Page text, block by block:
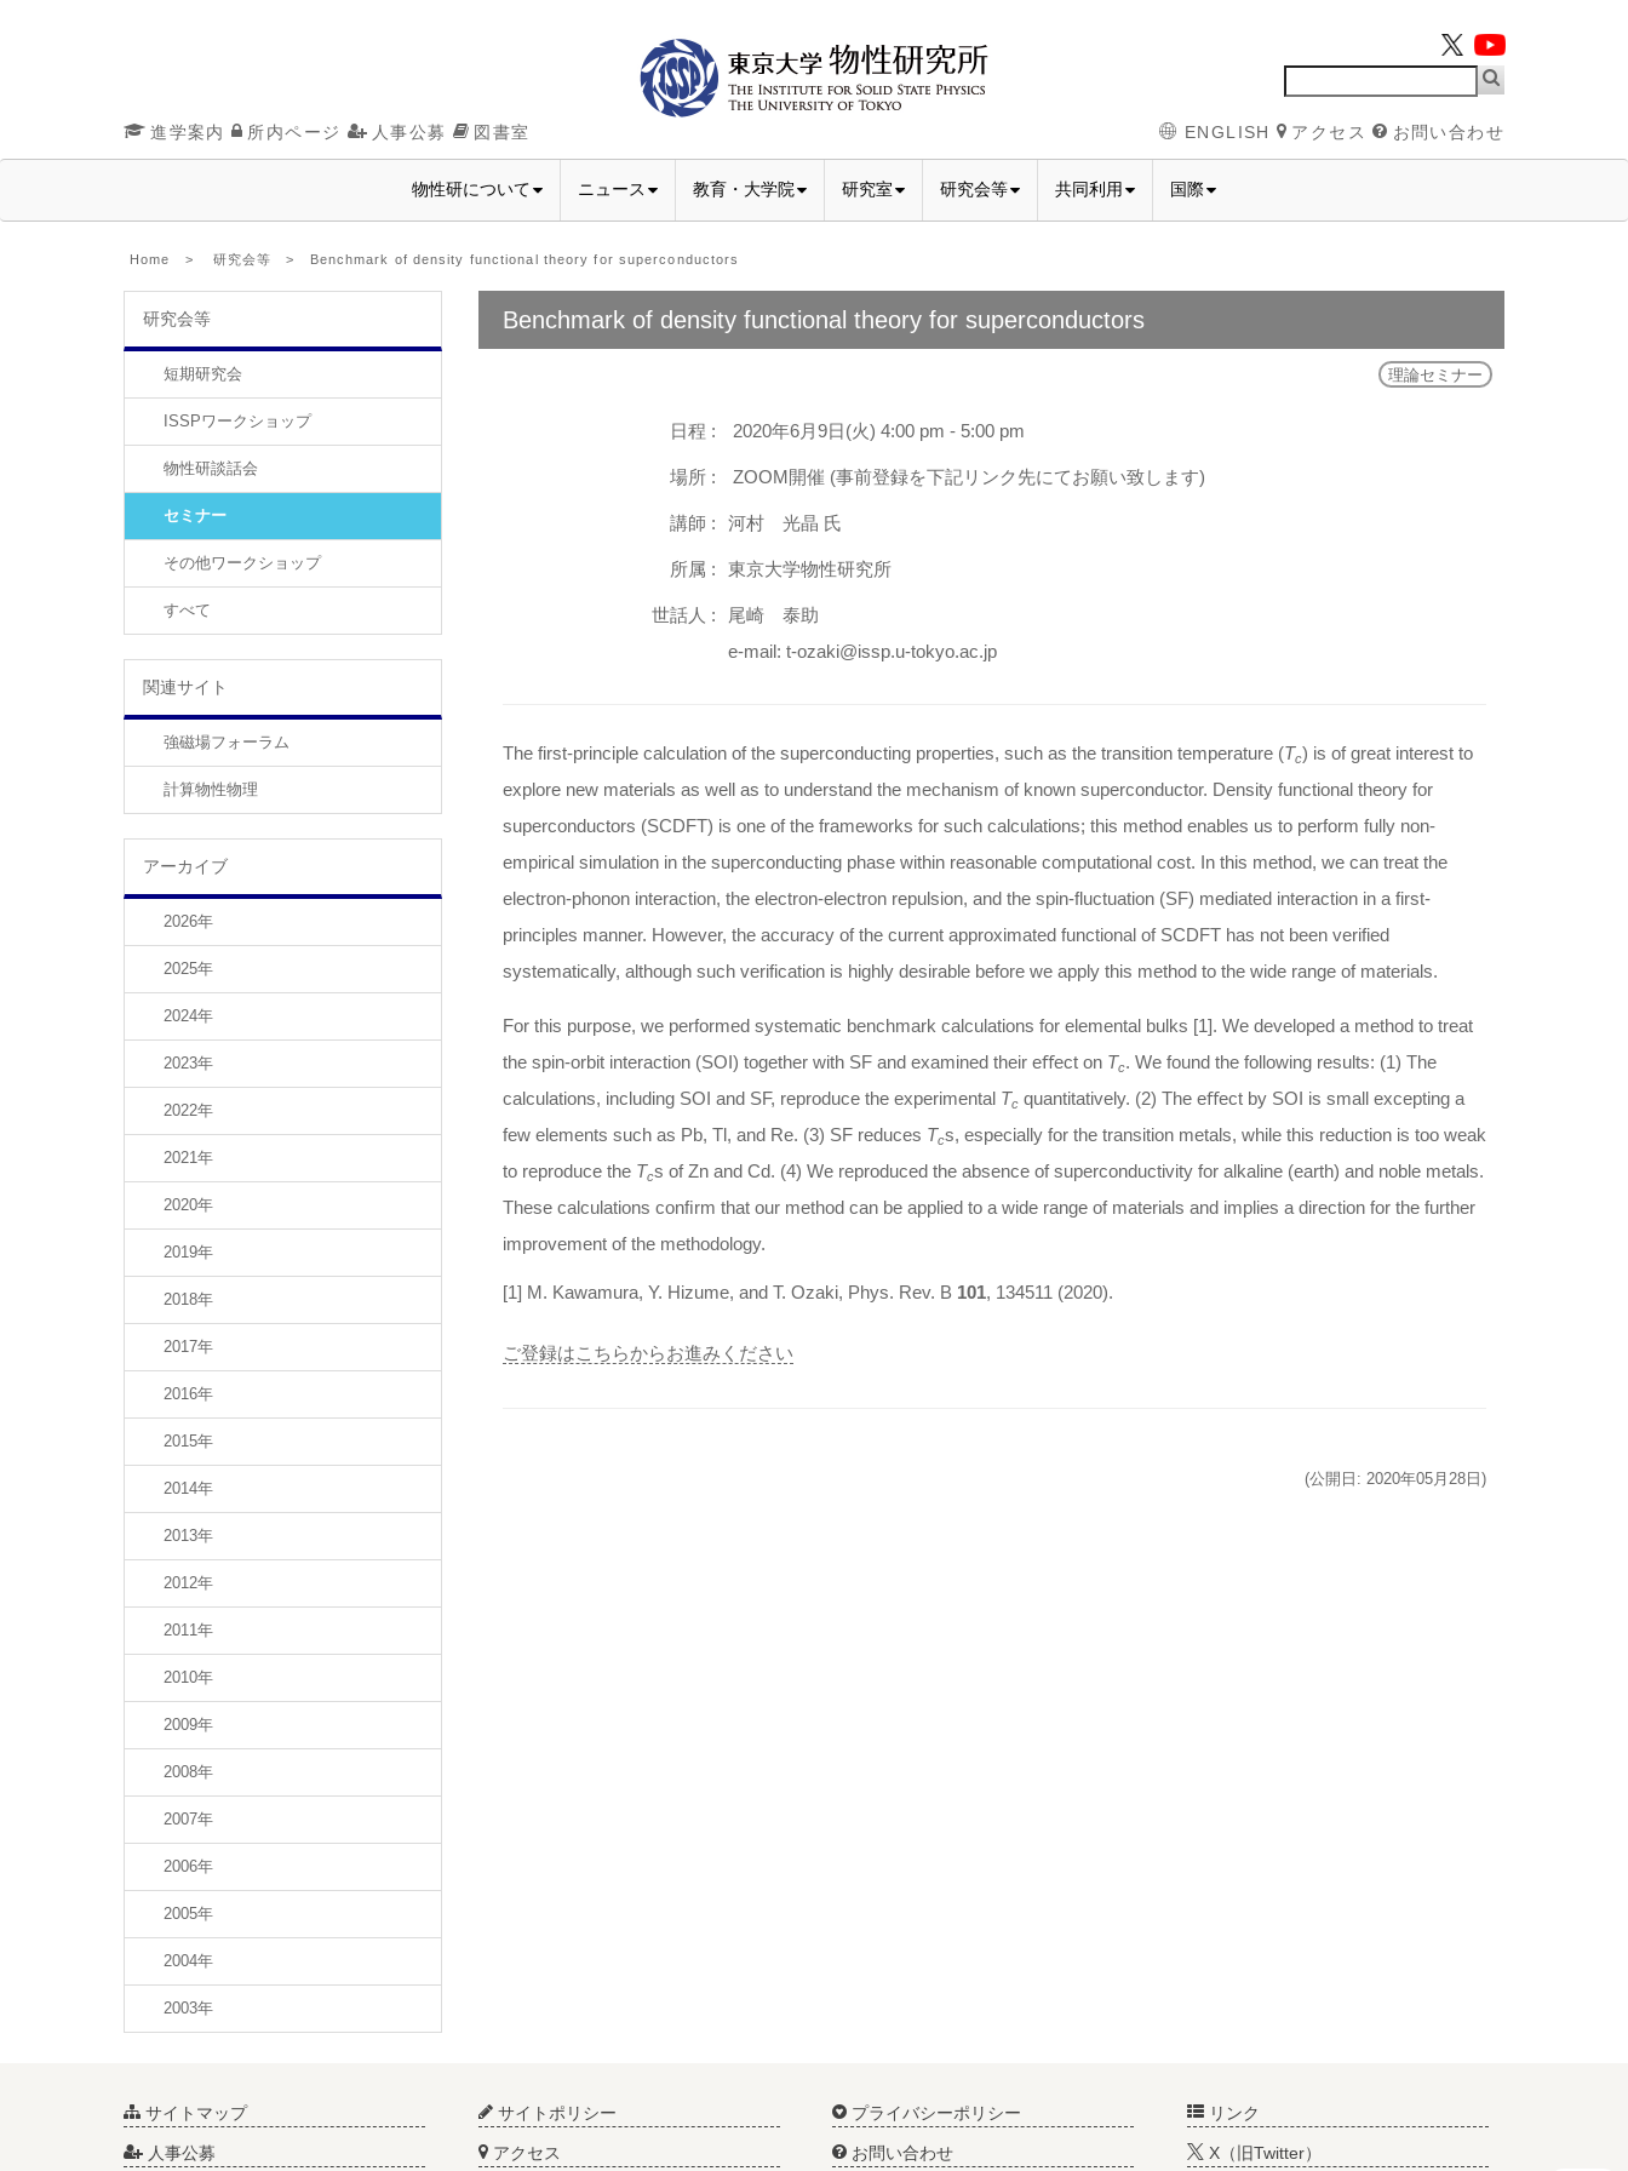
進学案内 所内ページ 人事公募 図書室 ENGLISH アクセス お問い合わせ
物性研について ニュース 教育・大学院 研究室 研究会等 共同利用 国際
Home > 研究会等 > Benchmark of density functional theory for superconductors
研究会等
短期研究会
ISSPワークショップ
物性研談話会
セミナー
その他ワークショップ
すべて
関連サイト
強磁場フォーラム
計算物性物理
アーカイブ
2026年
2025年
2024年
2023年
2022年
2021年
2020年
2019年
2018年
2017年
2016年
2015年
2014年
2013年
2012年
2011年
2010年
2009年
2008年
2007年
2006年
2005年
2004年
2003年
Benchmark of density functional theory for superconductors
理論セミナー
日程 : 2020年6月9日(火) 4:00 pm - 5:00 pm
場所 : ZOOM開催 (事前登録を下記リンク先にてお願い致します)
講師 : 河村 光晶 氏
所属 : 東京大学物性研究所
世話人 :
尾崎 泰助
e-mail: t-ozaki@issp.u-tokyo.ac.jp
The first-principle calculation of the superconducting properties, such as the transition temperature (Tc) is of great interest to
explore new materials as well as to understand the mechanism of known superconductor. Density functional theory for
superconductors (SCDFT) is one of the frameworks for such calculations; this method enables us to perform fully non-
empirical simulation in the superconducting phase within reasonable computational cost. In this method, we can treat the
electron-phonon interaction, the electron-electron repulsion, and the spin-fluctuation (SF) mediated interaction in a first-
principles manner. However, the accuracy of the current approximated functional of SCDFT has not been verified
systematically, although such verification is highly desirable before we apply this method to the wide range of materials.
For this purpose, we performed systematic benchmark calculations for elemental bulks [1]. We developed a method to treat
the spin-orbit interaction (SOI) together with SF and examined their eﬀect onTc. We found the following results: (1) The
calculations, including SOI and SF, reproduce the experimental Tcquantitatively. (2) The eﬀect by SOI is small excepting a
few elements such as Pb, Tl, and Re. (3) SF reduces Tcs, especially for the transition metals, while this reduction is too weak
to reproduce the Tcs of Zn and Cd. (4) We reproduced the absence of superconductivity for alkaline (earth) and noble metals.
These calculations conﬁrm that our method can be applied to a wide range of materials and implies a direction for the further
improvement of the methodology.
[1] M. Kawamura, Y. Hizume, and T. Ozaki, Phys. Rev. B 101, 134511 (2020).
ご登録はこちらからお進みください
(公開日: 2020年05月28日)
サイトマップ サイトポリシー プライバシーポリシー リンク
人事公募 アクセス お問い合わせ X（旧Twitter）